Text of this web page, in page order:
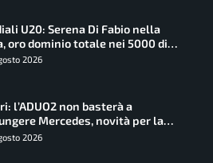
U20: Serena Di Fabio nella
oro dominio totale nei 5000 di
2026
l’ADUO2 non basterà a
Mercedes, novità per la
2026